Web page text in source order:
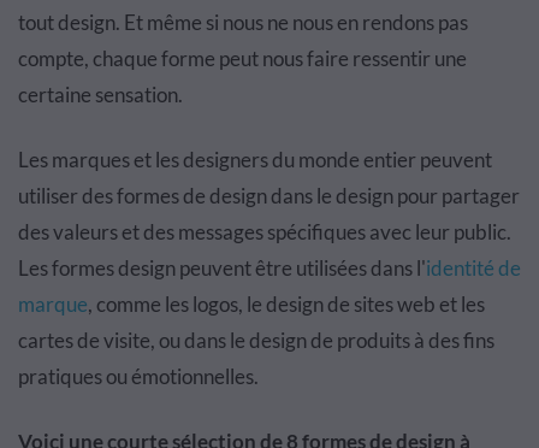
tout design. Et même si nous ne nous en rendons pas
compte, chaque forme peut nous faire ressentir une
certaine sensation.
Les marques et les designers du monde entier peuvent
utiliser des formes de design dans le design pour partager
des valeurs et des messages spécifiques avec leur public.
Les formes design peuvent être utilisées dans l'identité de
marque, comme les logos, le design de sites web et les
cartes de visite, ou dans le design de produits à des fins
pratiques ou émotionnelles.
Voici une courte sélection de 8 formes de design à